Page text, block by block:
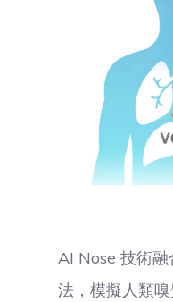
AI Nose 技術
法，模擬人類